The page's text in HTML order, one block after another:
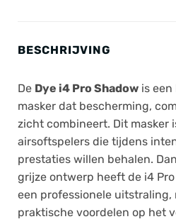
BESCHRIJVING
De Dye i4 Pro Shadow is
masker dat bescherming,
zicht combineert. Dit masker
airsoftspelers die tijdens
prestaties willen behalen.
grijze ontwerp heeft de i4
een professionele uitstraling,
praktische voordelen op het